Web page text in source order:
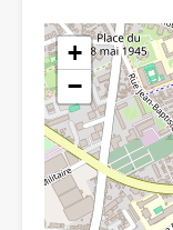
+
−